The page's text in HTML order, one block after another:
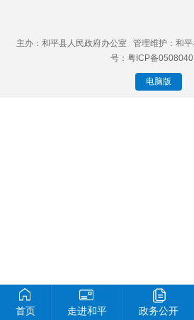
主办：和平县人民政府办公室 管理维护：和
号：粤ICP备
电脑版
首页 走进和平 政务公开